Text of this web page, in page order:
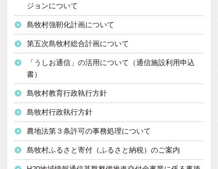
ジョンについて
島牧村強靭化計画について
第五次島牧村総合計画について
「うしお通信」の活用について（通信施設利用申込
書）
島牧村教育行政執行方針
島牧村行政執行方針
農地法第３条許可の事務処理について
島牧村ふるさと寄付（ふるさと納税）のご案内